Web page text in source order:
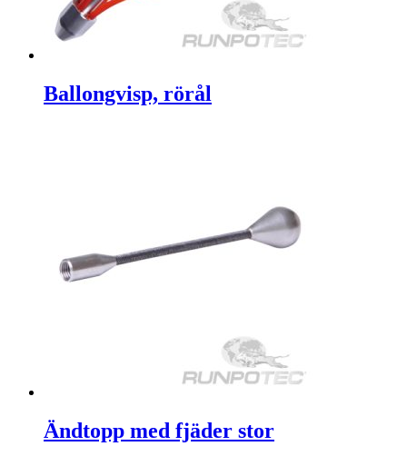
Ballongvisp, rörål
Ändtopp med fjäder stor